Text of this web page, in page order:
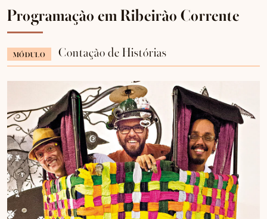
Programação em Ribeirão Corrente
MÓDULO Contação de Histórias